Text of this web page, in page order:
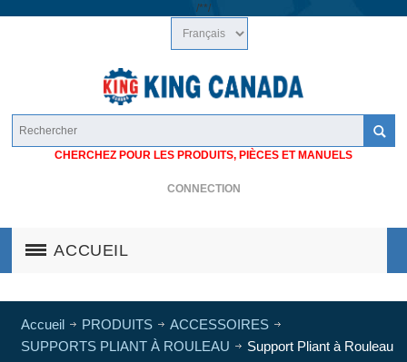
/**/
CHERCHEZ POUR LES PRODUITS, PIÈCES ET MANUELS
CONNECTION
ACCUEIL
Accueil PRODUITS
ACCESSOIRES
SUPPORTS PLIANT À ROULEAU
Support Pliant à Rouleau